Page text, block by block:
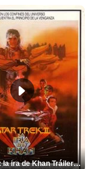
Star Trek II: la ira de Khan Tráiler VO